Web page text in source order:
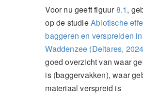
Voor nu geeft figuur8.1,
op de studieAbiotische
baggeren en verspreiden
Waddenzee (Deltares,
goed overzicht van waar
is (baggervakken), waar
materiaal verspreid is